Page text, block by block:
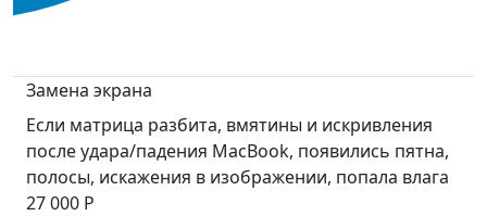
Замена экрана
Если матрица разбита, вмятины и искривления
после удара/падения MacBook, появились пятна,
полосы, искажения в изображении, попала влага
27 000 Р